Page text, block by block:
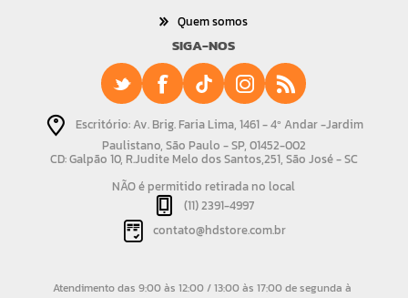
Quem somos
SIGA-NOS
Escritório: Av. Brig. Faria Lima, 1461 - 4º Andar -Jardim
Paulistano, São Paulo - SP, 01452-002
CD: Galpão 10, R.Judite Melo dos Santos,251, São José - SC
NÃO é permitido retirada no local
(11) 2391-4997
contato@hdstore.com.br